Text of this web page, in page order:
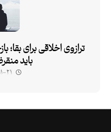
ترازوی اخلاقی برای بقا؛
باید